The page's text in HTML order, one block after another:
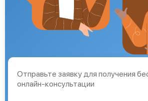
Отправьте заявку для получения
онлайн-консультации